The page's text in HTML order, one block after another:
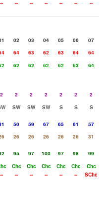
-- -- -- -- -- -- --
02 03 04 05 06
07
64 63 62 63 64
64
62 62 62 62 63
64
2 2 2 2 2 2
2
SW SW SW S S
S
50 59 67 65 61
57
26 26 26 26 26
31
95 97 100 97 98
99
Chc Chc Chc Chc Chc
Chc
-- -- -- -- -- -- SChc